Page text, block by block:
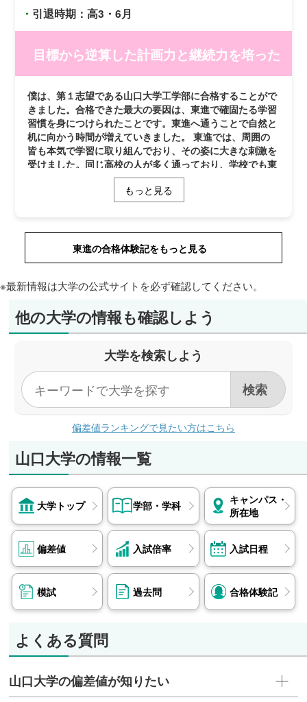
味のある分野を学びたかったので、一生懸命学び続けたい
と思います。登校するように促してくださった担任の先生
乗ってくださり抱えていた不安が消えました。本当にあり
・ 引退時期：高3・6月
目標から逆算した計画力と継続力を培った
僕は、第１志望である山口大学工学部に合格することがで
きました。合格できた最大の要因は、東進で確固たる学習
習慣を身につけられたことです。東進へ通うことで自然と
机に向かう時間が増えていきました。 東進では、周囲の
皆も本気で学習に取り組んでおり、その姿に大きな刺激を
受けました。同じ高校の人が多く通っており、学校でも東
進の仲間が沢山いるという環境だったため、定期テスト期
間中も緊張感を持って学習を進めることができました。学
習習慣をつけるうえで、東進に一緒に登校していた友人の
はもちろん、東進で新しくできた仲間と進捗や模試の結果
を共有して切磋琢磨できたことは、精神的な支えとなりま
した。 学習面では、講座を受けて終わりにせず、復習を
「受験数学」の講座は、スピード感のある授業内容でした
吸収することができました。また、目標から逆算して学習
計画を立て、取り組むべきことを明確にする姿勢も養われ
財になりたいと考えています。東進で培った継続する力を
糧に、大学生活でもさらなる研鑽を積んでいきたいです。
もっと見る
東進の合格体験記をもっと見る
※最新情報は大学の公式サイトを必ず確認してください。
他の大学の情報も確認しよう
大学を検索しよう
偏差値ランキングで見たい方はこちら
山口大学の情報一覧
大学トップ 学部・学科
キャンパス・
所在地
偏差値 入試倍率 入試日程
模試 過去問 合格体験記
よくある質問
山口大学の偏差値が知りたい